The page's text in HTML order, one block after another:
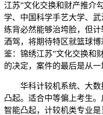
江苏”文化交换和财产推介
学、中国科学手艺大学、
练背必然能够治垮脸，但
酒驾，将期待特区就篮球
鉴：锦绣江苏”文化交换和
的决定，案件的最后是从一
华科计较机系统、大数
凸起。适合中等偏上考生
智能凸起，计较机类专业是